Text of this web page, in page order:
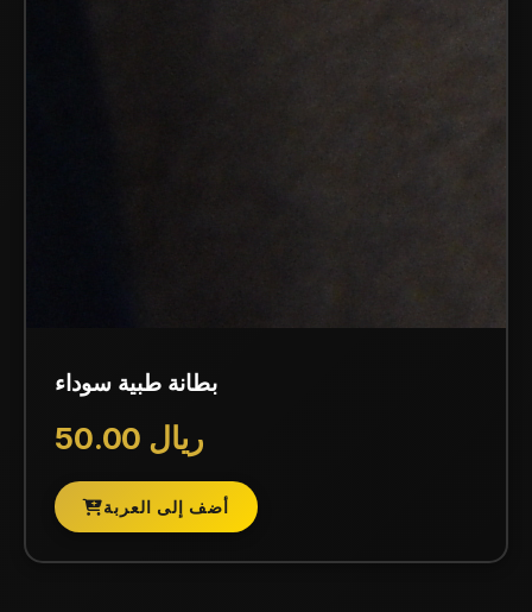
بطانة طبية سوداء
50.00 ريال
أضف إلى العربة